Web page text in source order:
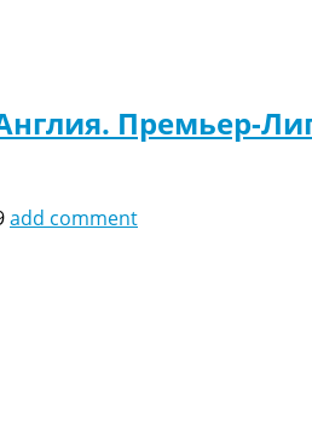
Премьер-
add comment